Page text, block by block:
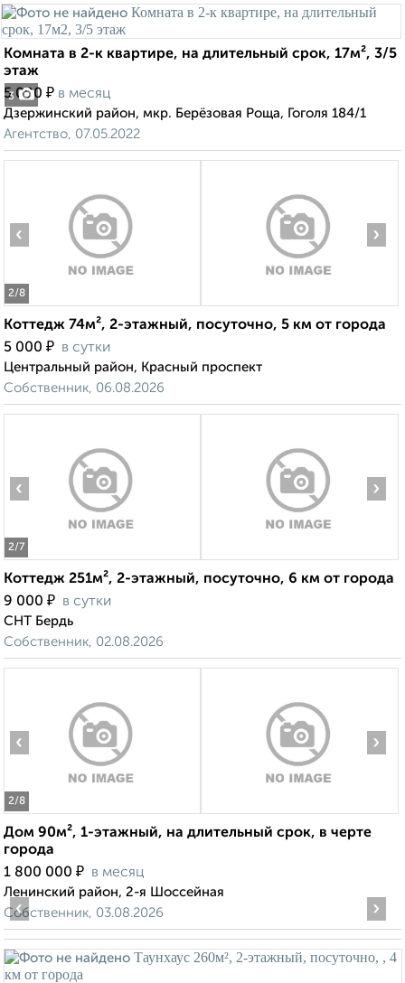
3
Комната в 2-к квартире, на длительный срок, 17м², 3/5
этаж
5 000 ₽ в месяц
Дзержинский район, мкр. Берёзовая Роща, Гоголя 184/1
Агентство, 07.05.2022
2/8
‹ ›
Коттедж 74м², 2-этажный, посуточно, 5 км от города
5 000 ₽ в сутки
Центральный район, Красный проспект
Собственник, 06.08.2026
2/7
‹ ›
Коттедж 251м², 2-этажный, посуточно, 6 км от города
9 000 ₽ в сутки
СНТ Бердь
Собственник, 02.08.2026
2/8
‹ ›
Дом 90м², 1-этажный, на длительный срок, в черте
города
1 800 000 ₽ в месяц
Ленинский район, 2-я Шоссейная
Собственник, 03.08.2026
‹ ›